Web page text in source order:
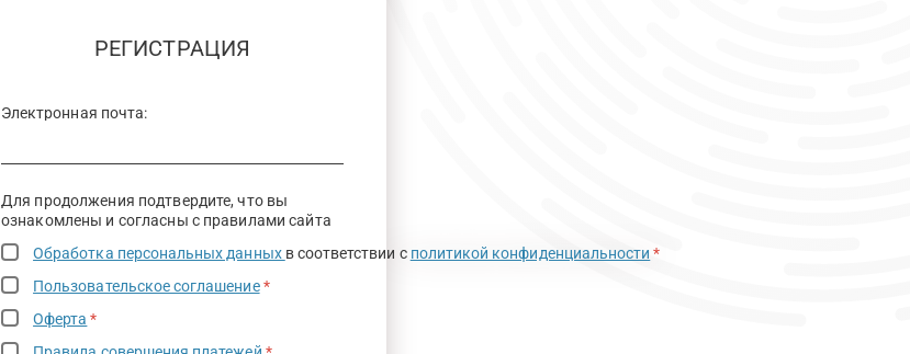
РЕГИСТРАЦИЯ
Электронная почта:
Для продолжения подтвердите, что вы
ознакомлены и согласны с правилами сайта
Обработка персональных данных в соответствии с политикой конфиденциальности *
Пользовательское соглашение *
Оферта *